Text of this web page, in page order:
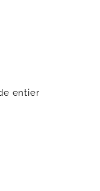
entier